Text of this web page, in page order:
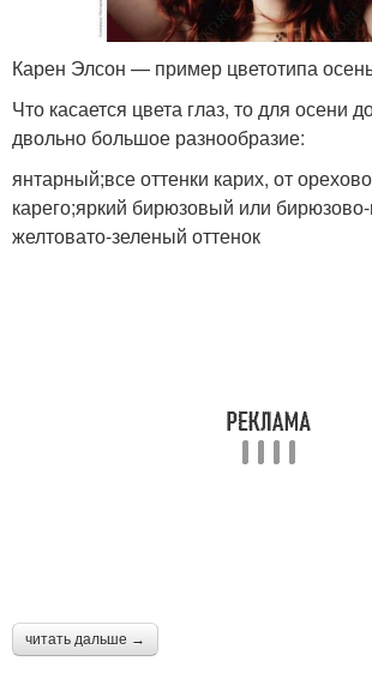
Карен Элсон — пример цветотипа
Что касается цвета глаз, то для осени
двольно большое разнообразие:
янтарный;все оттенки карих, от
карего;яркий бирюзовый или
желтовато-зеленый оттенок
читать дальше →